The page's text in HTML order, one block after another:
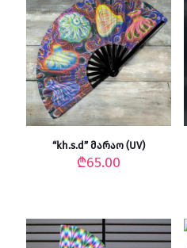
“kh.s.d” მარაო (UV)
₾65.00